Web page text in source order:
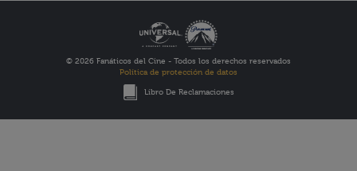
© 2026 Fanáticos del Cine - Todos los derechos reservados
Política de protección de datos
Libro De Reclamaciones